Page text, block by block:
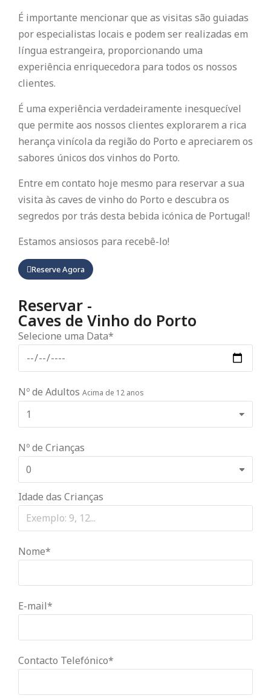
É importante mencionar que as visitas são guiadas
por especialistas locais e podem ser realizadas em
língua estrangeira, proporcionando uma
experiência enriquecedora para todos os nossos
clientes.
É uma experiência verdadeiramente inesquecível
que permite aos nossos clientes explorarem a rica
herança vinícola da região do Porto e apreciarem os
sabores únicos dos vinhos do Porto.
Entre em contato hoje mesmo para reservar a sua
visita às caves de vinho do Porto e descubra os
segredos por trás desta bebida icónica de Portugal!
Estamos ansiosos para recebê-lo!
Reserve Agora
Reservar -
Caves de Vinho do Porto
Selecione uma Data*
Nº de Adultos Acima de 12 anos
Nº de Crianças
Idade das Crianças
Nome*
E-mail*
Contacto Telefónico*